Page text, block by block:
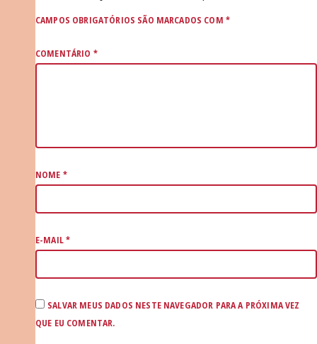
CAMPOS OBRIGATÓRIOS SÃO MARCADOS COM *
COMENTÁRIO *
NOME *
E-MAIL*
SALVAR MEUS DADOS NESTE NAVEGADOR PARA A PRÓXIMA VEZ
QUE EU COMENTAR.